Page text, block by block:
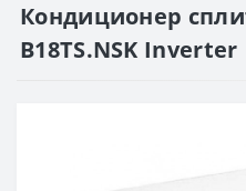
Кондиционер
B18TS.NSK Inverter